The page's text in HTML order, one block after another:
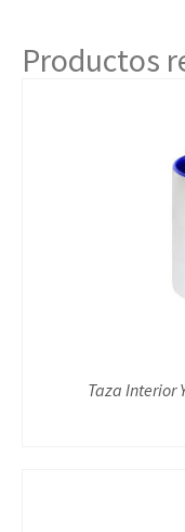
Productos
Taza Interior